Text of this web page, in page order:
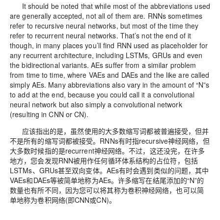
It should be noted that while most of the abbreviations used
are generally accepted, not all of them are. RNNs sometimes
refer to recursive neural networks, but most of the time they
refer to recurrent neural networks. That’s not the end of it
though, in many places you’ll find RNN used as placeholder for
any recurrent architecture, including LSTMs, GRUs and even
the bidirectional variants. AEs suffer from a similar problem
from time to time, where VAEs and DAEs and the like are called
simply AEs. Many abbreviations also vary in the amount of “N”s
to add at the end, because you could call it a convolutional
neural network but also simply a convolutional network
(resulting in CNN or CN).
应该指出的是，虽然使用的大多数缩写词都被普遍接受，但并
不是所有的缩写词都被接受。RNNs有时指recursive神经网络，但
大多数时候指的是recurrent神经网络。不过，这还没完，在许多
地方，您会发现RNN被用作任何循环体系结构的占位符，包括
LSTMs、GRUs甚至双向变体。AEs有时会遇到类似的问题，其中
VAEs和DAEs等被简单地称为AEs。许多缩写在结尾添加的“N”的
数量也有所不同，因为您可以将其称为卷积神经网络，也可以简
单地称为卷积网络(即CNN或CN)。